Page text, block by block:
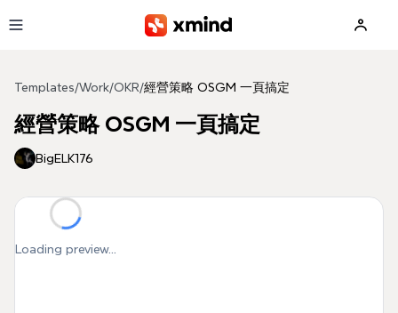
Templates/Work/OKR/經營策略 OSGM 一頁搞定
經營策略 OSGM 一頁搞定
BigELK176
Loading preview...